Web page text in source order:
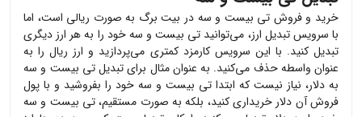
خرید و فروش تی بیست و سه در بیت برگ به صورت ریالی است، اما
با سرویس تبدیل ارز، می‌توانید تی بیست و سهخود را به هر ارز دیگری
تبدیل کنید. با این سرویس کارمزد کمتری می‌پردازید و ارز ریال را به
عنوان واسطه حذف می‌کنید. به عنوان مثال برای تبدیلتی بیست و سه
به دلار، نیاز نیست که ابتدا تی بیست و سه خود را بفروشید و با پول
فروش آن دلار خریداری کنید، بلکه به صورت مستقیم،تی بیست و سه